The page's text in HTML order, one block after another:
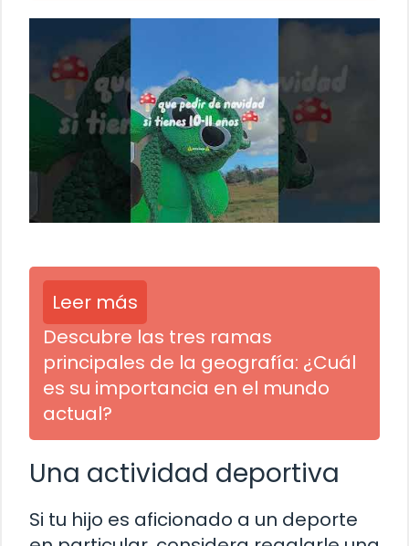
Leer más
Descubre las tres ramas
principales de la geografía: ¿Cuál
es su importancia en el mundo
actual?
Una actividad deportiva
Si tu hijo es aficionado a un deporte